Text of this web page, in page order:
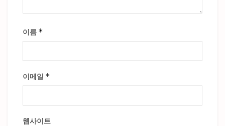
이름 *
이메일 *
웹사이트